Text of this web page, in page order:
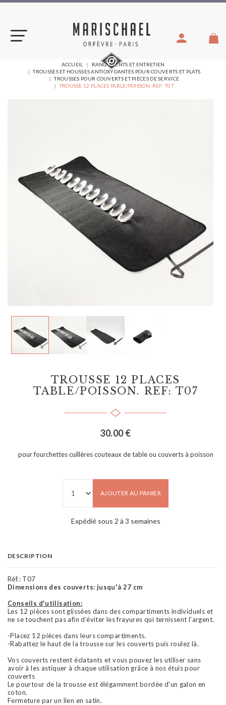
Aller
VOUS
ÊTES
ICI :
ACCUEIL
RANGEMENTS ET ENTRETIEN
TROUSSES ET HOUSSES ANTIOXYDANTES POUR COUVERTS ET PLATS
TROUSSES POUR COUVERTS ET PIÈCES DE SERVICE
TROUSSE 12 PLACES TABLE/POISSON. REF: T07
TROUSSE 12 PLACES
TABLE/POISSON. REF: T07
30.00 €
pour fourchettes cuillères couteaux de table ou couverts à poisson
AJOUTER AU PANIER
Expédié sous 2 à 3 semaines
DESCRIPTION
Réf.: T07
Dimensions des couverts: jusqu'à 27 cm
Conseils d'utilisation:
Les 12 pièces sont glissées dans des compartiments individuels et
ne se touchent pas afin d'éviter les frayures qui ternissent l'argent.
-Placez 12 pièces dans leurs compartiments.
-Rabattez le haut de la trousse sur les couverts puis roulez là.
Vos couverts restent éclatants et vous pouvez les utiliser sans
avoir à les astiquer à chaque utilisation grâce à nos étuis pour
couverts
Le pourtour de la trousse est élégamment bordée d'un galon en
coton.
Fermeture par un lien en satin.